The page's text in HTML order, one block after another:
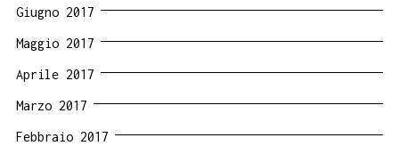
Giugno 2017
Maggio 2017
Aprile 2017
Marzo 2017
Febbraio 2017